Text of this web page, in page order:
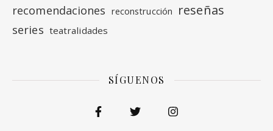
recomendaciones reconstrucción reseñas
series teatralidades
SÍGUENOS